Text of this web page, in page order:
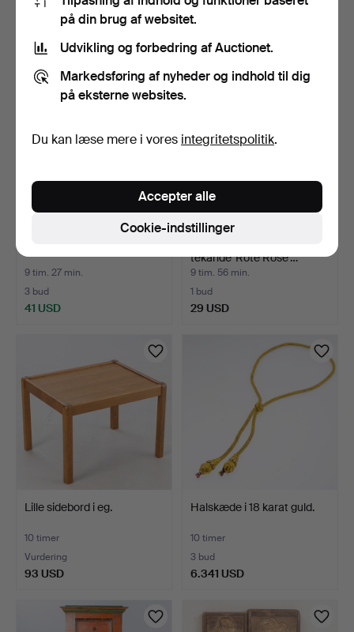
9 tim. 3 min.
Vurdering
289 USD
9 tim. 13 min.
8 bud
196 USD
9 tim. 27 min.
3 bud
41 USD
tekande 'Rote Rose'…
9 tim. 56 min.
1 bud
29 USD
Lille sidebord i eg.
10 timer
Vurdering
93 USD
Halskæde i 18 karat guld.
10 timer
3 bud
6.341 USD
på din brug af websitet.
Udvikling og forbedring af Auctionet.
Markedsføring af nyheder og indhold til dig
på eksterne websites.
Du kan læse mere i vores integritetspolitik.
Cookie-indstillinger
Accepter alle